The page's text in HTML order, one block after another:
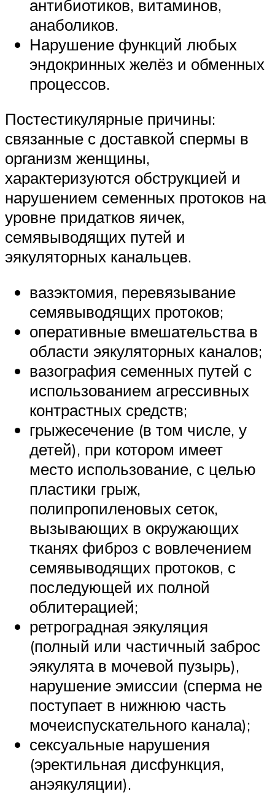
антибиотиков, витаминов,
анаболиков.
Нарушение функций любых
эндокринных желёз и обменных
процессов.
Постестикулярные причины:
связанные с доставкой спермы в
организм женщины,
характеризуются обструкцией и
нарушением семенных протоков на
уровне придатков яичек,
семявыводящих путей и
эякуляторных канальцев.
вазэктомия, перевязывание
семявыводящих протоков;
оперативные вмешательства в
области эякуляторных каналов;
вазография семенных путей с
использованием агрессивных
контрастных средств;
грыжесечение (в том числе, у
детей), при котором имеет
место использование, с целью
пластики грыж,
полипропиленовых сеток,
вызывающих в окружающих
тканях фиброз с вовлечением
семявыводящих протоков, с
последующей их полной
облитерацией;
ретроградная эякуляция
(полный или частичный заброс
эякулята в мочевой пузырь),
нарушение эмиссии (сперма не
поступает в нижнюю часть
мочеиспускательного канала);
сексуальные нарушения
(эректильная дисфункция,
анэякуляции).